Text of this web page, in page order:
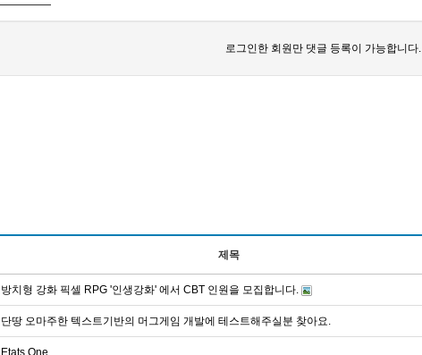
로그인한 회원만 댓글 등록이 가능합니다.
제목
방치형 강화 픽셀 RPG '인생강화' 에서 CBT 인원을 모집합니다.
단땅 오마주한 텍스트기반의 머그게임 개발에 테스트해주실분 찾아요.
Etats One